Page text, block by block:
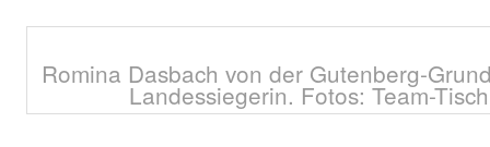
Romina Dasbach von der Gutenberg-
Landessiegerin. Fotos: Team-